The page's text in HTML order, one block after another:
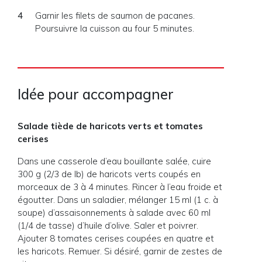
Garnir les filets de saumon de pacanes.
Poursuivre la cuisson au four 5 minutes.
Idée pour accompagner
Salade tiède de haricots verts et tomates
cerises
Dans une casserole d’eau bouillante salée, cuire
300 g (2/3 de lb) de haricots verts coupés en
morceaux de 3 à 4 minutes. Rincer à l’eau froide et
égoutter. Dans un saladier, mélanger 15 ml (1 c. à
soupe) d’assaisonnements à salade avec 60 ml
(1/4 de tasse) d’huile d’olive. Saler et poivrer.
Ajouter 8 tomates cerises coupées en quatre et
les haricots. Remuer. Si désiré, garnir de zestes de